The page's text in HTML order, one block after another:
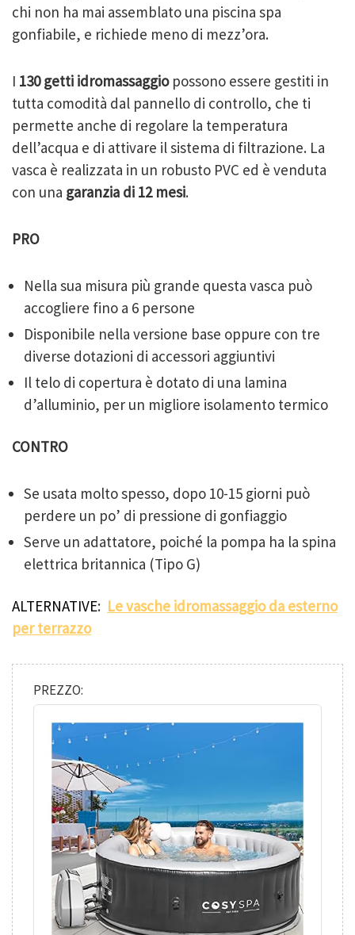
chi non ha mai assemblato una piscina spa
gonfiabile, e richiede meno di mezz’ora.
I 130 getti idromassaggiopossono essere gestiti in
tutta comodità dal pannello di controllo, che ti
permette anche di regolare la temperatura
dell’acqua e di attivare il sistema di filtrazione. La
vasca è realizzata in un robusto PVC ed è venduta
con una garanzia di 12 mesi.
PRO
Nella sua misura più grande questa vasca può
accogliere fino a 6 persone
Disponibile nella versione base oppure con tre
diverse dotazioni di accessori aggiuntivi
Il telo di copertura è dotato di una lamina
d’alluminio, per un migliore isolamento termico
CONTRO
Se usata molto spesso, dopo 10-15 giorni può
perdere un po’ di pressione di gonfiaggio
Serve un adattatore, poiché la pompa ha la spina
elettrica britannica (Tipo G)
ALTERNATIVE: Le vasche idromassaggio da esterno
per terrazzo
PREZZO: